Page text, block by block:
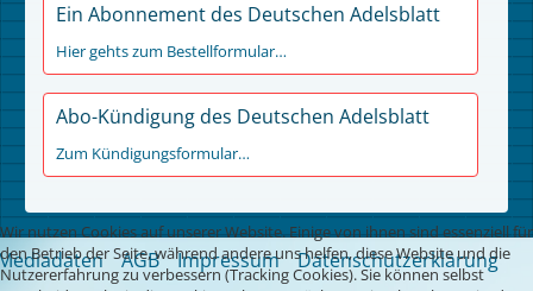
Ein Abonnement des Deutschen Adelsblatt
Hier gehts zum Bestellformular…
Abo-Kündigung des Deutschen Adelsblatt
Zum Kündigungsformular…
AGB Impressum Datenschutzerklärung
Wir nutzen Cookies auf unserer Website. Einige von ihnen sind essenziell für
den Betrieb der Seite, während andere uns helfen, diese Website und die
Nutzererfahrung zu verbessern (Tracking Cookies). Sie können selbst